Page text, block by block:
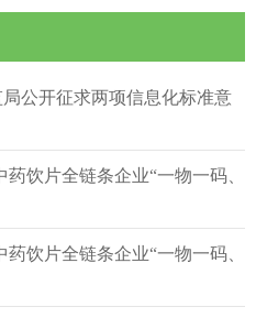
展留样或者对相关制剂产品
确保满足药品质量追溯和调
重大偏差的相关批次产品、
初三批次产品，委托双方均
自行开展或者委托具有资质
方机构开展的，应当加强对
量管理体系的企业之间委托
业采用信息化手段记录生
持有人进行电子数据交换
，经持有人评估认为有必要
应当对关键物料开展留样或
持续稳定性考察，确保满足
对于生产过程中出现重大偏差
批实施后生产的最初三批次
制剂产品开展留样及持续稳
统一质量管理体系的企业之
生产企业采用信息化手段记
能与持有人进行电子数据交
产企业一方进行留样及持续
公开征求两项信息化标准意
饮片全链条企业“一物一码、
饮片全链条企业“一物一码、